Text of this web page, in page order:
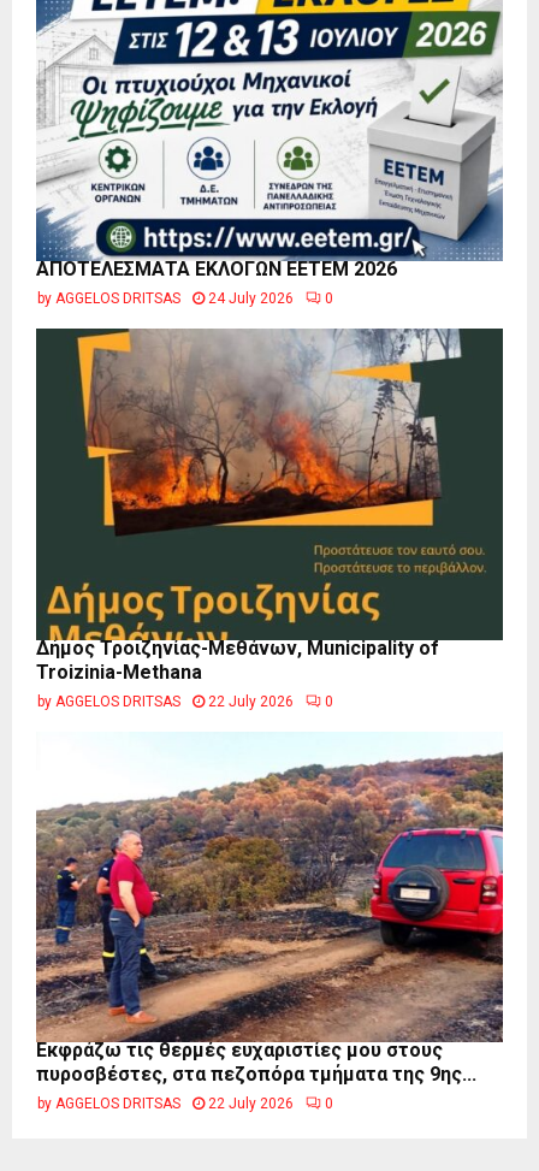
ΑΠΟΤΕΛΕΣΜΑΤΑ ΕΚΛΟΓΩΝ ΕΕΤΕΜ 2026
by AGGELOS DRITSAS 24 July 2026 0
Δήμος Τροιζηνίας-Μεθάνων, Municipality of
Troizinia-Methana
by AGGELOS DRITSAS 22 July 2026 0
Εκφράζω τις θερμές ευχαριστίες μου στους
πυροσβέστες, στα πεζοπόρα τμήματα της 9ης...
by AGGELOS DRITSAS 22 July 2026 0